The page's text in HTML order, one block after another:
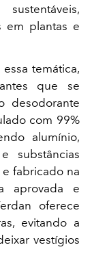
em plantas e
temática,
que se
desodorante
com 99%
alumínio,
substâncias
fabricado na
aprovada e
oferece
evitando a
vestígios